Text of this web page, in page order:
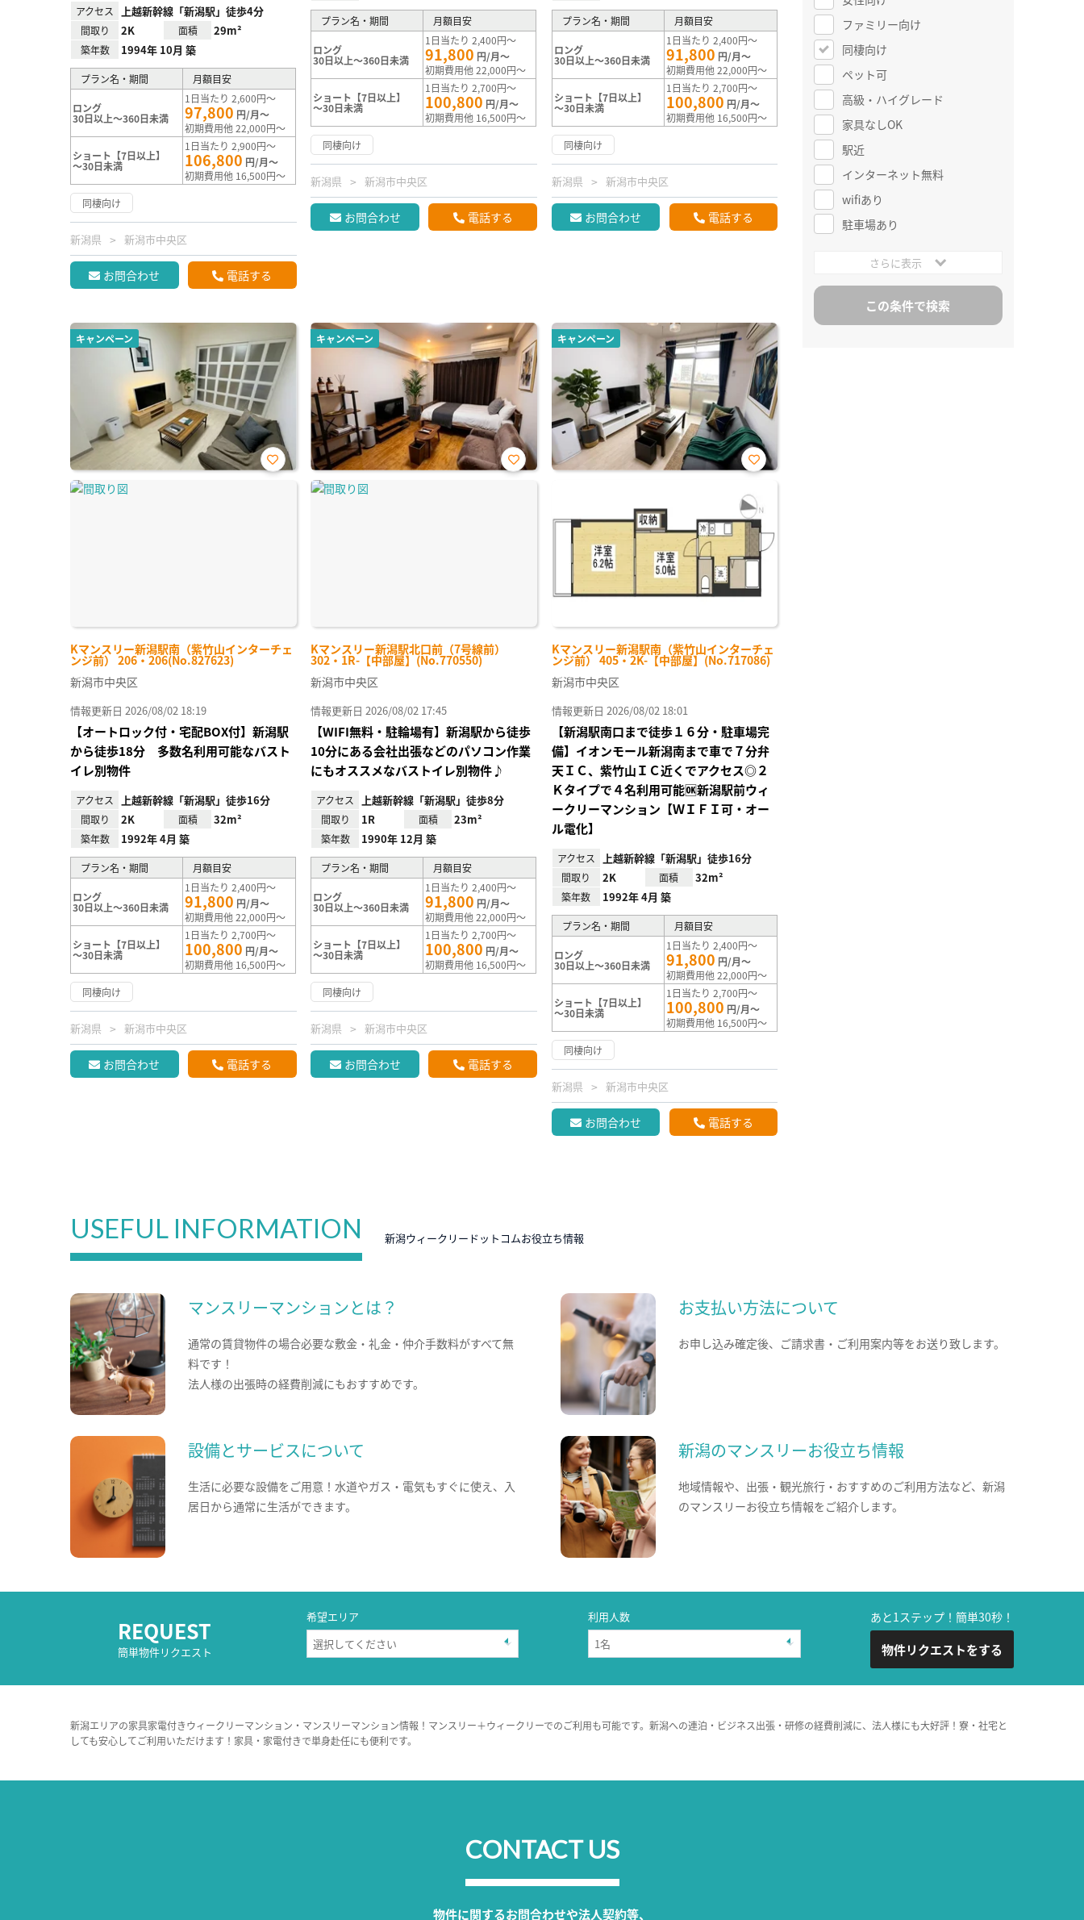
アクセス 上越新幹線「新潟駅」徒歩4分
間取り 2K 面積 29m²
築年数 1994年 10月 築
プラン名・期間 月額目安
ロング
30日以上～360日未満
1日当たり 2,600円～
97,800 円/月～
初期費用他 22,000円～
ショート【7日以上】
～30日未満
1日当たり 2,900円～
106,800 円/月～
初期費用他 16,500円～
同棲向け
新潟県 新潟市中央区
お問合わせ 電話する
プラン名・期間 月額目安
ロング
30日以上～360日未満
1日当たり 2,400円～
91,800 円/月～
初期費用他 22,000円～
ショート【7日以上】
～30日未満
1日当たり 2,700円～
100,800 円/月～
初期費用他 16,500円～
同棲向け
新潟県 新潟市中央区
お問合わせ 電話する
プラン名・期間 月額目安
ロング
30日以上～360日未満
1日当たり 2,400円～
91,800 円/月～
初期費用他 22,000円～
ショート【7日以上】
～30日未満
1日当たり 2,700円～
100,800 円/月～
初期費用他 16,500円～
同棲向け
新潟県 新潟市中央区
お問合わせ 電話する
キャンペーン
Kマンスリー新潟駅南（紫竹山インターチェ
ンジ前） 206・206(No.827623)
お気
新潟市中央区
情報更新日 2026/08/02 18:19
【オートロック付・宅配BOX付】新潟駅
から徒歩18分 多数名利用可能なバスト
イレ別物件
アクセス 上越新幹線「新潟駅」徒歩16分
間取り 2K 面積 32m²
築年数 1992年 4月 築
プラン名・期間 月額目安
ロング
30日以上～360日未満
1日当たり 2,400円～
91,800 円/月～
初期費用他 22,000円～
ショート【7日以上】
～30日未満
1日当たり 2,700円～
100,800 円/月～
初期費用他 16,500円～
同棲向け
新潟県 新潟市中央区
お問合わせ 電話する
キャンペーン
Kマンスリー新潟駅北口前（7号線前）
302・1R-【中部屋】(No.770550)
お気
新潟市中央区
情報更新日 2026/08/02 17:45
【WIFI無料・駐輪場有】新潟駅から徒歩
10分にある会社出張などのパソコン作業
にもオススメなバストイレ別物件♪
アクセス 上越新幹線「新潟駅」徒歩8分
間取り 1R 面積 23m²
築年数 1990年 12月 築
プラン名・期間 月額目安
ロング
30日以上～360日未満
1日当たり 2,400円～
91,800 円/月～
初期費用他 22,000円～
ショート【7日以上】
～30日未満
1日当たり 2,700円～
100,800 円/月～
初期費用他 16,500円～
同棲向け
新潟県 新潟市中央区
お問合わせ 電話する
キャンペーン
Kマンスリー新潟駅南（紫竹山インターチェ
ンジ前） 405・2K-【中部屋】(No.717086)
お気
り登
録
新潟市中央区
情報更新日 2026/08/02 18:01
【新潟駅南口まで徒歩１６分・駐車場完
備】イオンモール新潟南まで車で７分弁
天ＩＣ、紫竹山ＩＣ近くでアクセス◎２
Ｋタイプで４名利用可能🆗新潟駅前ウィ
ークリーマンション【ＷＩＦＩ可・オー
ル電化】
アクセス 上越新幹線「新潟駅」徒歩16分
間取り 2K 面積 32m²
築年数 1992年 4月 築
プラン名・期間 月額目安
ロング
30日以上～360日未満
1日当たり 2,400円～
91,800 円/月～
初期費用他 22,000円～
ショート【7日以上】
～30日未満
1日当たり 2,700円～
100,800 円/月～
初期費用他 16,500円～
同棲向け
新潟県 新潟市中央区
お問合わせ 電話する
ファミリー向け
同棲向け
ペット可
高級・ハイグレード
家具なしOK
駅近
インターネット無料
wifiあり
駐車場あり
さらに表示
USEFUL INFORMATION 新潟ウィークリードットコムお役立ち情報
マンスリーマンションとは？
通常の賃貸物件の場合必要な敷金・礼金・仲介手数料がすべて無
料です！
法人様の出張時の経費削減にもおすすめです。
お支払い方法について
お申し込み確定後、ご請求書・ご利用案内等をお送り致します。
設備とサービスについて
生活に必要な設備をご用意！水道やガス・電気もすぐに使え、入
居日から通常に生活ができます。
新潟のマンスリーお役立ち情報
地域情報や、出張・観光旅行・おすすめのご利用方法など、新潟
のマンスリーお役立ち情報をご紹介します。
REQUEST
簡単物件リクエスト
希望エリア 利用人数 あと1ステップ！簡単30秒！
物件リクエストをする
新潟エリアの家具家電付きウィークリーマンション・マンスリーマンション情報！マンスリー＋ウィークリーでのご利用も可能です。新潟への連泊・ビジネス出張・研修の経費削減に、法人様にも大好評！寮・社宅と
しても安心してご利用いただけます！家具・家電付きで単身赴任にも便利です。
CONTACT US
物件に関するお問合わせや法人契約等、